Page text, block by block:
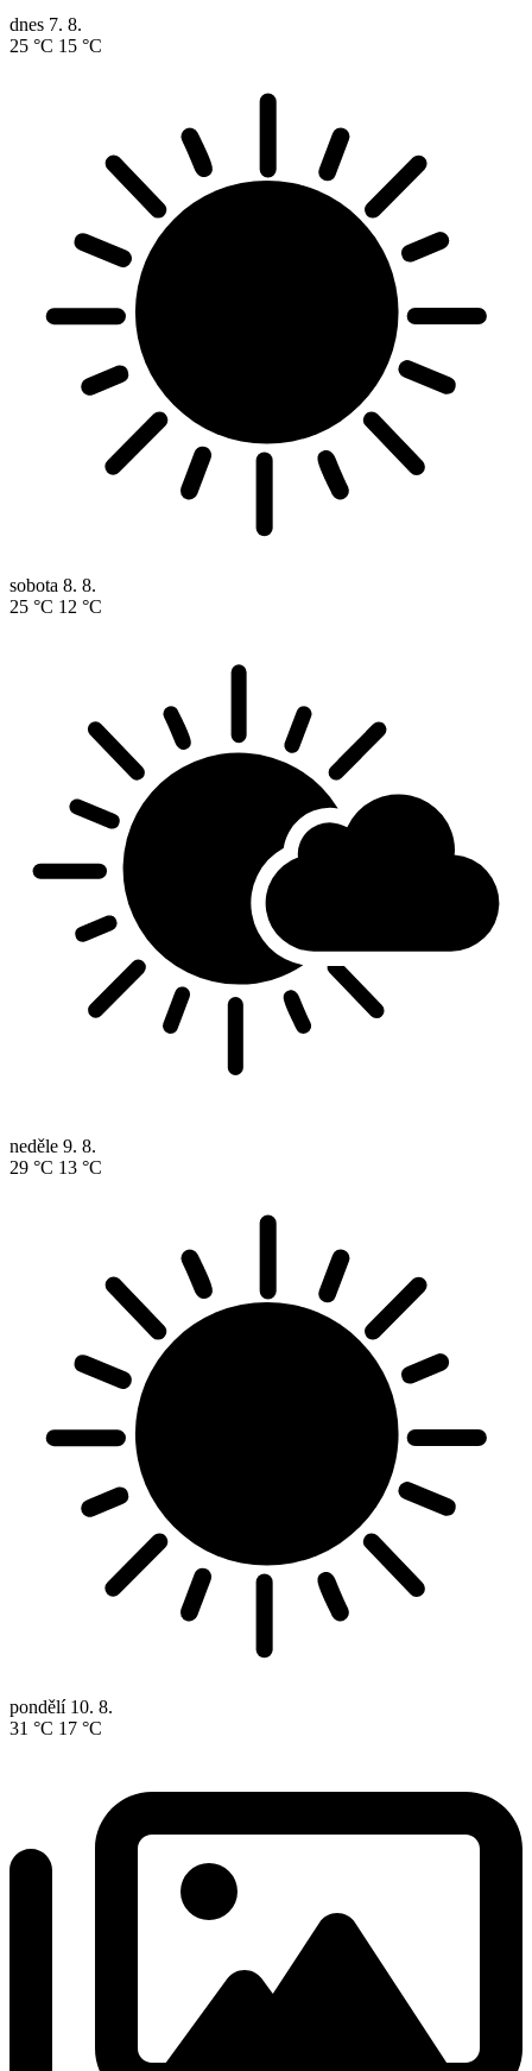
dnes 7. 8.
25 °C 15 °C
sobota 8. 8.
25 °C 12 °C
neděle 9. 8.
29 °C 13 °C
pondělí 10. 8.
31 °C 17 °C